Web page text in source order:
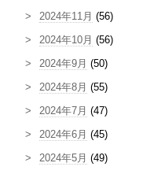
2024年11月 (56)
2024年10月 (56)
2024年9月 (50)
2024年8月 (55)
2024年7月 (47)
2024年6月 (45)
2024年5月 (49)